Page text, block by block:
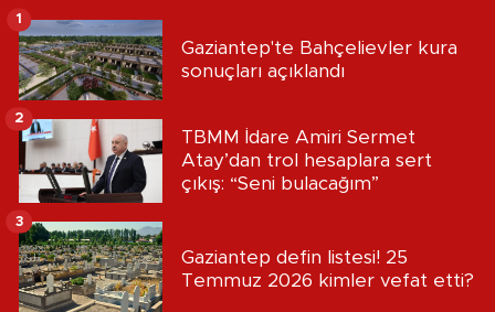
Gaziantep'te Bahçelievler kura
sonuçları açıklandı
1
TBMM İdare Amiri Sermet
Atay’dan trol hesaplara sert
çıkış: “Seni bulacağım”
2
Gaziantep defin listesi! 25
Temmuz 2026 kimler vefat etti?
3